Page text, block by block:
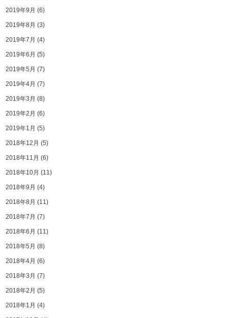
2019年9月 (6)
2019年8月 (3)
2019年7月 (4)
2019年6月 (5)
2019年5月 (7)
2019年4月 (7)
2019年3月 (8)
2019年2月 (6)
2019年1月 (5)
2018年12月 (5)
2018年11月 (6)
2018年10月 (11)
2018年9月 (4)
2018年8月 (11)
2018年7月 (7)
2018年6月 (11)
2018年5月 (8)
2018年4月 (6)
2018年3月 (7)
2018年2月 (5)
2018年1月 (4)